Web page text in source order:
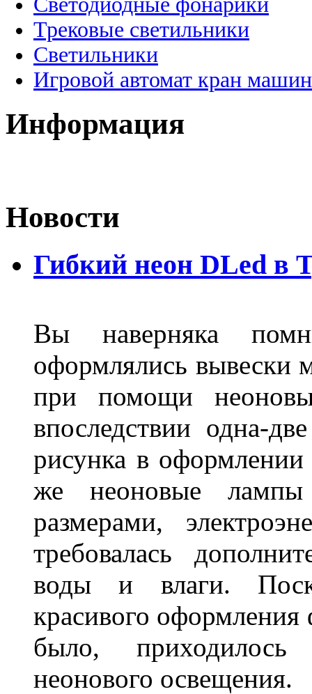
Трековые светильники
Светильники
Игровой автомат кран
Информация
Новости
Гибкий неон DLed в
Вы наверняка
оформлялись вывески
при помощи
впоследствии одна-
рисунка в оформлении
же неоновые лампы
размерами,
требовалась
воды и влаги.
красивого
было,
неонового